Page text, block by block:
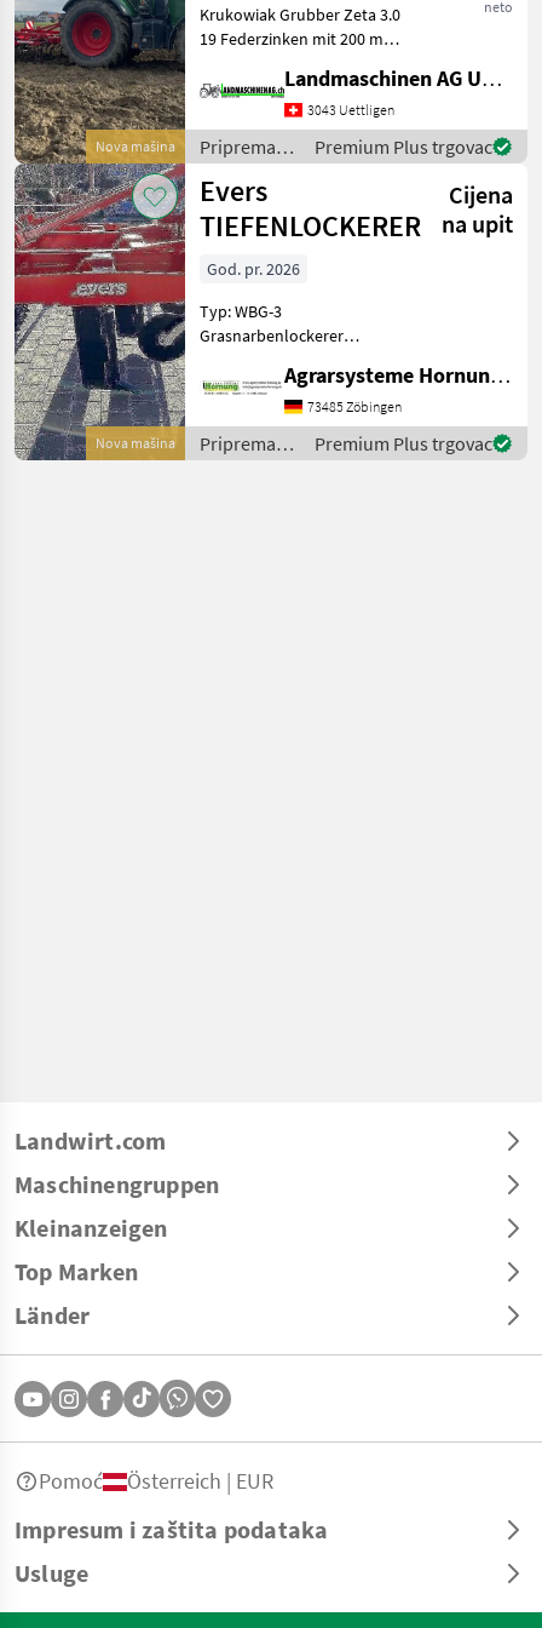
Nova mašina
neto
Krukowiak Grubber Zeta 3.0
19 Federzinken mit 200 mm
Überschnitt Ausgerüstet
mit Rohrstabwalze und
Nachstriegel, Warntafeln
und Beleuchtungsa
Landmaschinen AG Uettligen
3043 Uettligen
Priprema/
obrada tla
(plugovi,
kultivatori,
tanjurače i
dr.) /
Premium Plus trgovac
Nova mašina
Evers
TIEFENLOCKERER
Cijena
na upit
God. pr. 2026
Typ: WBG-3
Grasnarbenlockerer
3 Zinken / Strichabstand 90
Transportbreite 252 cm
Rahmenhöhe 75 cm
Agrarsysteme Hornung GmbH & Co. KG
73485 Zöbingen
Priprema/
obrada tla
Premium Plus trgovac
Landwirt.com
Maschinengruppen
Kleinanzeigen
Top Marken
Länder
Impresum i zaštita podataka
Usluge
Pomoć Österreich | EUR